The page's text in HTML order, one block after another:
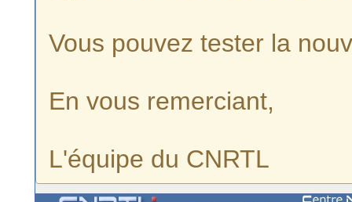
Vous pouvez tester la
En vous remerciant,
L'équipe du CNRTL